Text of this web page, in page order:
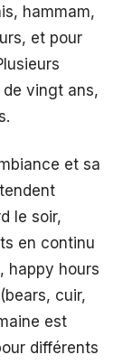
hammam,
et pour
vingt ans,
et sa
le soir,
en continu
happy hours
cuir,
est
différents